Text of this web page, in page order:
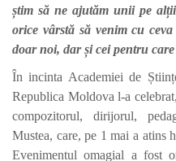
știm să ne ajutăm unii pe
orice vârstă să venim cu
doar noi, dar și cei pentru
În incinta Academiei de
Republica Moldova l-a
compozitorul, dirijorul,
Mustea, care, pe 1 mai a atins
Evenimentul omagial a fost